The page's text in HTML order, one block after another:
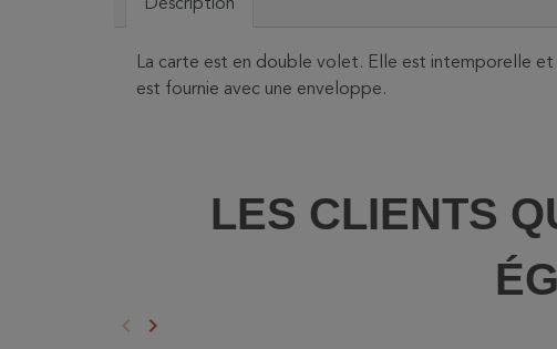
Description
La carte est en double volet. Elle est intemporelle
est fournie avec une enveloppe.
LES CLIENTS
Précédent
keyboard_arrow_left Suivant
keyboard_arrow_right